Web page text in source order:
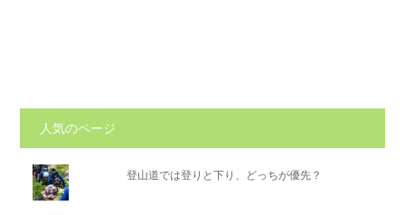
人気のページ
登山道では登りと下り、どっちが優先？